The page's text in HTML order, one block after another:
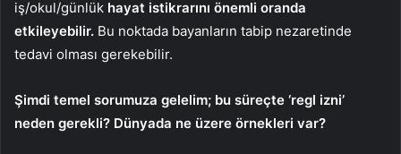
iş/okul/günlük hayat istikrarını önemli oranda
etkileyebilir. Bu noktada bayanların tabip nezaretinde
tedavi olması gerekebilir.
Şimdi temel sorumuza gelelim; bu süreçte ‘regl izni’
neden gerekli? Dünyada ne üzere örnekleri var?